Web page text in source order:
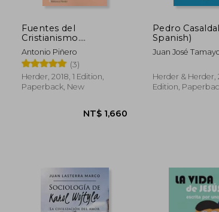
Fuentes del
Cristianismo.
Tradiciones Primitivas
Sobre Jesús: 0
(Biblioteca Herder) (in
Spanish)
Antonio Piñero
(3)
Herder, 2018, 1 Edition,
Paperback, New
Pedro
Spanish)
Juan José
Herder & Herder,
Edition,